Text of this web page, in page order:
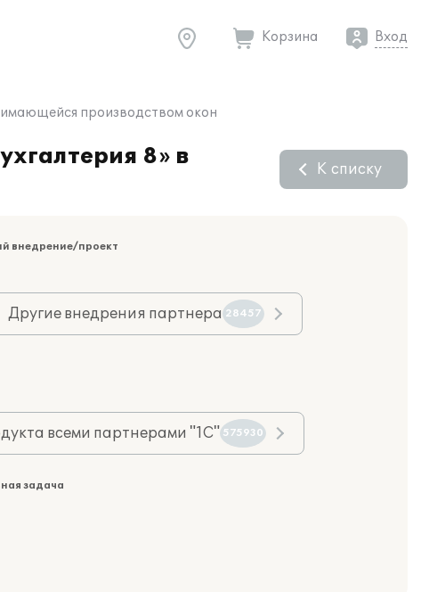
Корзина Вход
производством окон
8» в
К списку
внедрение/проект
Другие внедрения партнера 28457
всеми партнерами "1С" 575930
задача